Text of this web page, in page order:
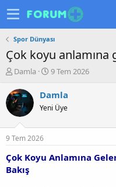
Spor Dünyası
Çok koyu anlamına
K
n
u
y
b
a
ş
a
Damla
B
ş
a
ç
9 Tem 2026
Damla
Yeni Üye
9 Tem 2026
Çok Koyu Anlamına
Bakış